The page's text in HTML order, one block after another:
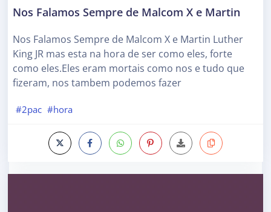
Nos Falamos Sempre de Malcom X e Martin
Nos Falamos Sempre de Malcom X e Martin Luther
King JR mas esta na hora de ser como eles, forte
como eles.Eles eram mortais como nos e tudo que
fizeram, nos tambem podemos fazer
#2pac #hora